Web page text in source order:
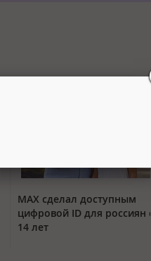
MAX сделал доступным
цифровой ID для россиян с
14 лет